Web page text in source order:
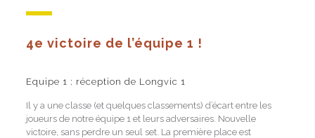
4e victoire de l’équipe 1 !
Equipe 1 : réception de Longvic 1
Il y a une classe (et quelques classements) d’écart entre les
joueurs de notre équipe 1 et leurs adversaires. Nouvelle
victoire, sans perdre un seul set. La première place est